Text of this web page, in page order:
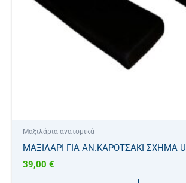
Μαξιλάρια ανατομικά
ΜΑΞΙΛΑΡΙ ΓΙΑ ΑΝ.ΚΑΡΟΤΣΑΚΙ ΣΧΗΜΑ U
39,00 €